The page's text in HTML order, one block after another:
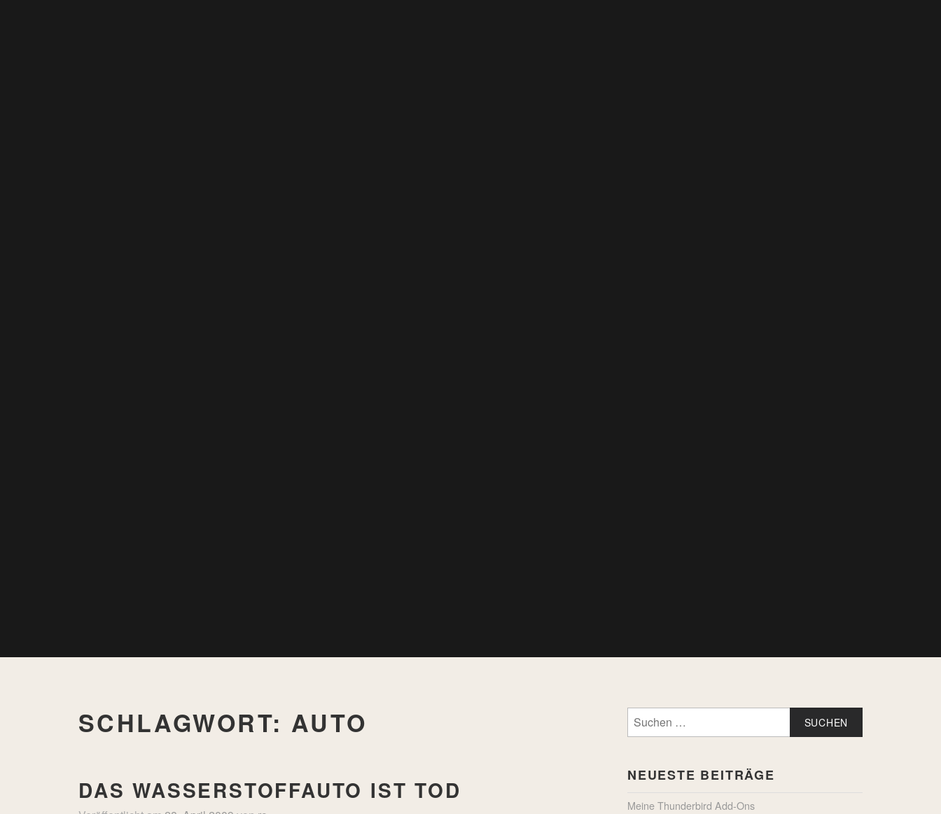
SCHLAGWORT: AUTO
DAS WASSERSTOFFAUTO IST TOD
nach:
NEUESTE BEITRÄGE
Meine Thunderbird Add-Ons